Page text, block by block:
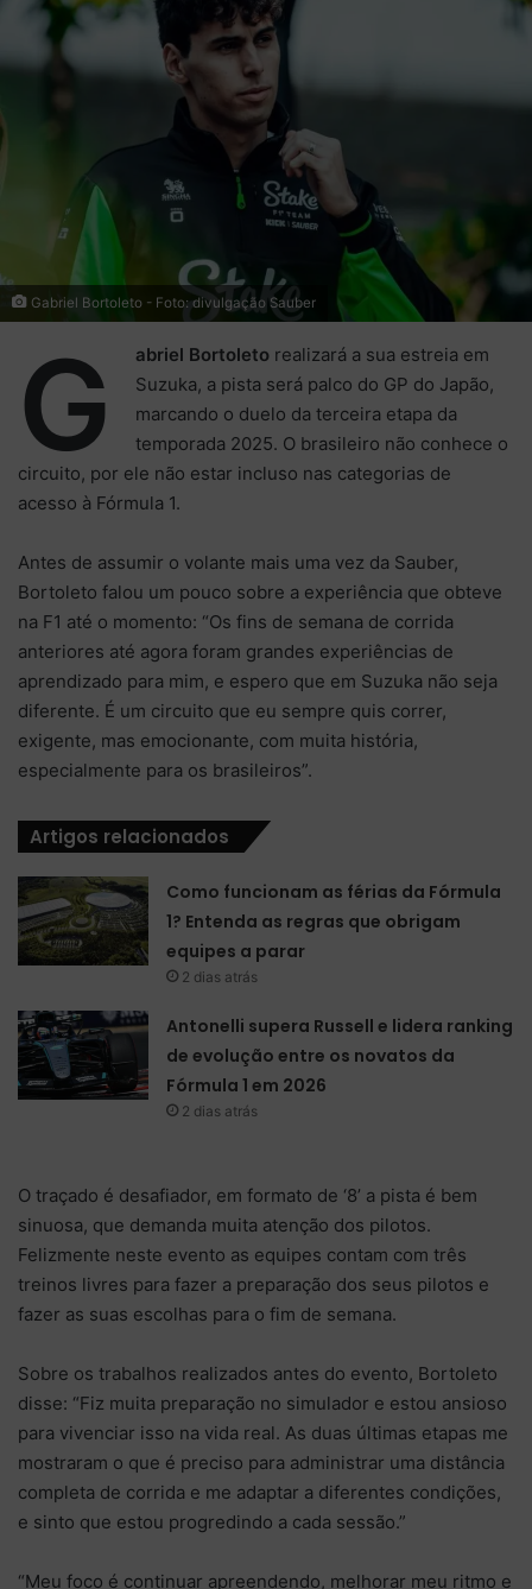
Gabriel Bortoleto - Foto: divulgação Sauber
G abriel Bortoleto realizará a sua estreia em
Suzuka, a pista será palco do GP do Japão,
marcando o duelo da terceira etapa da
temporada 2025. O brasileiro não conhece o
circuito, por ele não estar incluso nas categorias de
acesso à Fórmula 1.
Antes de assumir o volante mais uma vez da Sauber,
Bortoleto falou um pouco sobre a experiência que obteve
na F1 até o momento: “Os fins de semana de corrida
anteriores até agora foram grandes experiências de
aprendizado para mim, e espero que em Suzuka não seja
diferente. É um circuito que eu sempre quis correr,
exigente, mas emocionante, com muita história,
especialmente para os brasileiros”.
Artigos relacionados
Como funcionam as férias da Fórmula
1? Entenda as regras que obrigam
equipes a parar
2 dias atrás
Antonelli supera Russell e lidera ranking
de evolução entre os novatos da
Fórmula 1 em 2026
2 dias atrás
O traçado é desafiador, em formato de ‘8’ a pista é bem
sinuosa, que demanda muita atenção dos pilotos.
Felizmente neste evento as equipes contam com três
treinos livres para fazer a preparação dos seus pilotos e
fazer as suas escolhas para o fim de semana.
Sobre os trabalhos realizados antes do evento, Bortoleto
disse: “Fiz muita preparação no simulador e estou ansioso
para vivenciar isso na vida real. As duas últimas etapas me
mostraram o que é preciso para administrar uma distância
completa de corrida e me adaptar a diferentes condições,
e sinto que estou progredindo a cada sessão.”
“Meu foco é continuar apreendendo, melhorar meu ritmo e